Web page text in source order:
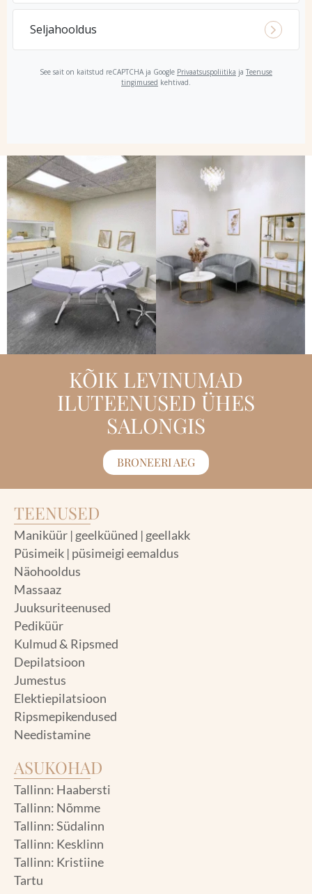
KÕIK LEVINUMAD
ILUTEENUSED ÜHES
SALONGIS
BRONEERI AEG
TEENUSED
Maniküür | geelküüned | geellakk
Püsimeik | püsimeigi eemaldus
Näohooldus
Massaaz
Juuksuriteenused
Pediküür
Kulmud & Ripsmed
Depilatsioon
Jumestus
Elektiepilatsioon
Ripsmepikendused
Needistamine
ASUKOHAD
Tallinn: Haabersti
Tallinn: Nõmme
Tallinn: Südalinn
Tallinn: Kesklinn
Tallinn: Kristiine
Tartu